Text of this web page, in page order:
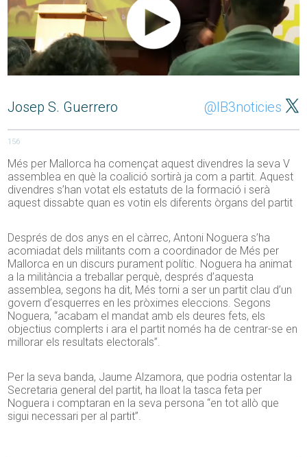
Josep S. Guerrero @IB3noticies
156
Més per Mallorca ha començat aquest divendres la seva V
assemblea en què la coalició sortirà ja com a partit. Aquest
divendres s’han votat els estatuts de la formació i serà
aquest dissabte quan es votin els diferents òrgans del partit
Després de dos anys en el càrrec, Antoni Noguera s’ha
acomiadat dels militants com a coordinador de Més per
Mallorca en un discurs purament polític. Noguera ha animat
a la militància a treballar perquè, després d’aquesta
assemblea, segons ha dit, Més torni a ser un partit clau d’un
govern d’esquerres en les pròximes eleccions. Segons
Noguera, “acabam el mandat amb els deures fets, els
objectius complerts i ara el partit només ha de centrar-se en
millorar els resultats electorals”.
Per la seva banda, Jaume Alzamora, que podria ostentar la
Secretaria general del partit, ha lloat la tasca feta per
Noguera i comptaran en la seva persona “en tot allò que
sigui necessari per al partit”.